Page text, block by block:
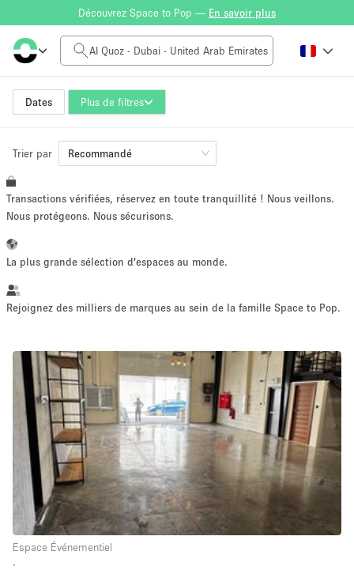
Découvrez Space to Pop — En savoir plus
Dates Plus de filtres
Tarif à la journée
0AED
Taille de l'espace
~ 13 personnes
Vente au
détail
Showroom Événement Art Alimentation
Séance de
photo
Conférence Réunion Bureaux
Local
Commercial
Partagé
Type de l'espace
Trier par Recommandé
Transactions vérifiées, réservez en toute tranquillité ! Nous veillons.
Nous protégeons. Nous sécurisons.
La plus grande sélection d'espaces au monde.
Rejoignez des milliers de marques au sein de la famille Space to Pop.
Espace Événementiel
∙